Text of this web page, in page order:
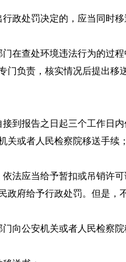
政处罚决定的，应当同时移
在查处环境违法行为的过程
门负责，核实情况后提出
到报告之日起三个工作日内
关或者人民检察院移送手续
法应当给予暂扣或吊销许
政府给予行政处罚。但是，
向公安机关或者人民检察院